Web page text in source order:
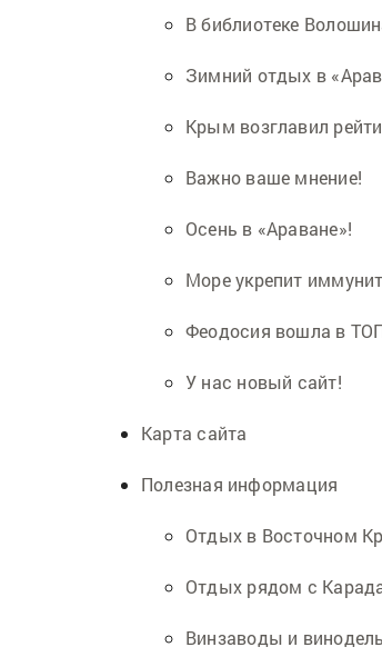
В библиотеке
Зимний отдых в
Крым возглавил
Важно ваше мнение!
Осень в «Араване»!
Море укрепит
Феодосия вошла в
У нас новый сайт!
Карта сайта
Полезная информация
Отдых в Восточном
Отдых рядом с
Винзаводы и